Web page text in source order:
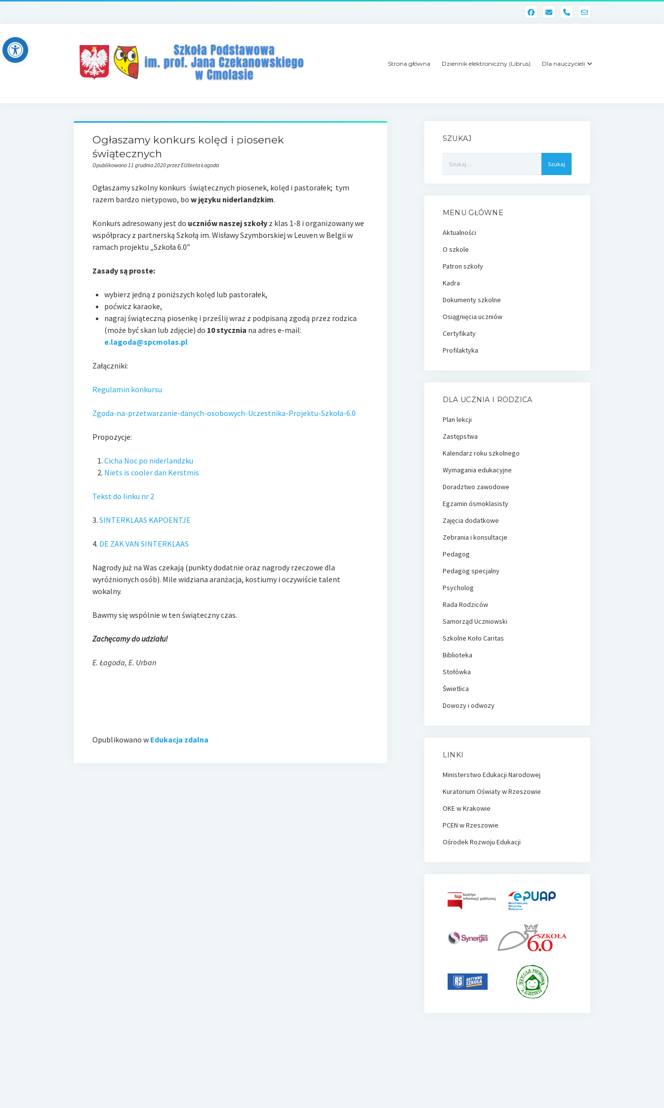
Open toolbar
phone
Strona główna Dziennik elektroniczny (Librus) Dla nauczycieli
Ogłaszamy konkurs kolęd i piosenek
świątecznych
Opublikowano 11 grudnia 2020 przez Elżbieta Łagoda
Ogłaszamyszkolny konkurs świątecznych piosenek, kolęd i pastorałek; tym
razem bardzo nietypowo, bo w języku niderlandzkim.
Konkurs adresowany jest do uczniów naszej szkołyz klas 1-8 i organizowany we
współpracy z partnerską Szkołą im. Wisławy Szymborskiej w Leuven w Belgii w
ramach projektu „Szkoła 6.0”
Zasady są proste:
wybierz jedną z poniższych kolęd lub pastorałek,
poćwicz karaoke,
nagraj świąteczną piosenkę i prześlij wraz z podpisaną zgodą przez rodzica
(może być skan lub zdjęcie) do 10 stycznia na adres e-mail:
e.lagoda@spcmolas.pl
Załączniki:
Regulamin konkursu
Zgoda-na-przetwarzanie-danych-osobowych-Uczestnika-Projektu-Szkoła-6.0
Propozycje:
Cicha Noc po niderlandzku
Niets is cooler dan Kerstmis
Tekst do linku nr 2
3. SINTERKLAAS KAPOENTJE
4. DE ZAK VAN SINTERKLAAS
Nagrody już na Was czekają (punkty dodatnie oraz nagrody rzeczowe dla
wyróżnionych osób). Mile widziana aranżacja, kostiumy i oczywiście talent
wokalny.
Bawmy się wspólnie w ten świąteczny czas.
Zachęcamy do udziału!
E. Łagoda, E. Urban
Opublikowano w Edukacja zdalna
SZUKAJ
MENU GŁÓWNE
Aktualności
O szkole
Patron szkoły
Kadra
Dokumenty szkolne
Osiągnięcia uczniów
Certyfikaty
Profilaktyka
DLA UCZNIA I RODZICA
Plan lekcji
Zastępstwa
Kalendarz roku szkolnego
Wymagania edukacyjne
Doradztwo zawodowe
Egzamin ósmoklasisty
Zajęcia dodatkowe
Zebrania i konsultacje
Pedagog
Pedagog specjalny
Psycholog
Rada Rodziców
Samorząd Uczniowski
Szkolne Koło Caritas
Biblioteka
Stołówka
Świetlica
Dowozy i odwozy
LINKI
Ministerstwo Edukacji Narodowej
Kuratorium Oświaty w Rzeszowie
OKE w Krakowie
PCEN w Rzeszowie
Ośrodek Rozwoju Edukacji